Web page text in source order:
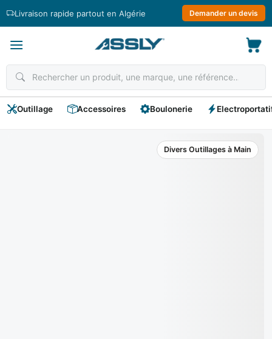
Livraison rapide partout en Algérie Demander un devis
Outillage Accessoires Boulonerie
Divers Outillages à Main